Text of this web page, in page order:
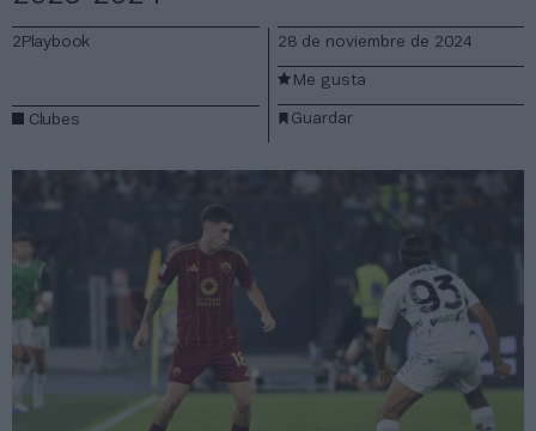
2Playbook
Clubes
28 de noviembre de 2024
Guardar
Me gusta